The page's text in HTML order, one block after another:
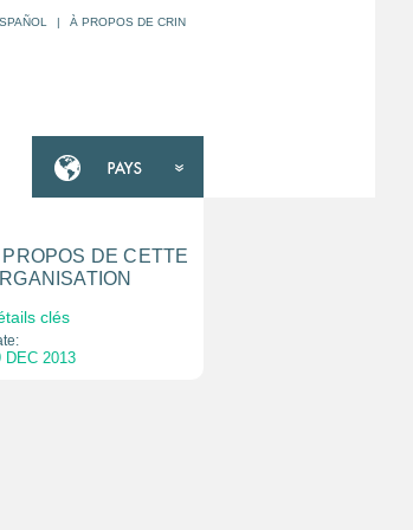
| À PROPOS DE CRIN
DE CETTE
clés
DEC 2013